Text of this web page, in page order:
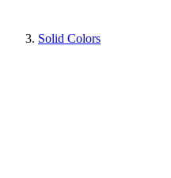
Solid Colors